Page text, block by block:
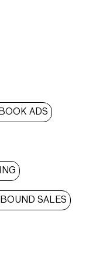
ADS
SALES